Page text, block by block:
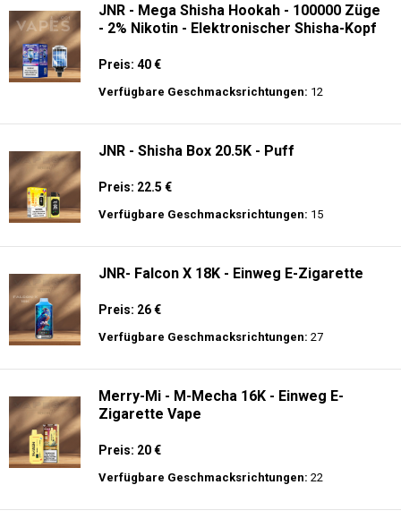
JNR - Mega Shisha Hookah - 100000 Züge
- 2% Nikotin - Elektronischer Shisha-Kopf
Preis: 40 €
Verfügbare Geschmacksrichtungen: 12
JNR - Shisha Box 20.5K - Puff
Preis: 22.5 €
Verfügbare Geschmacksrichtungen: 15
JNR- Falcon X 18K - Einweg E-Zigarette
Preis: 26 €
Verfügbare Geschmacksrichtungen: 27
Merry-Mi - M-Mecha 16K - Einweg E-
Zigarette Vape
Preis: 20 €
Verfügbare Geschmacksrichtungen: 22